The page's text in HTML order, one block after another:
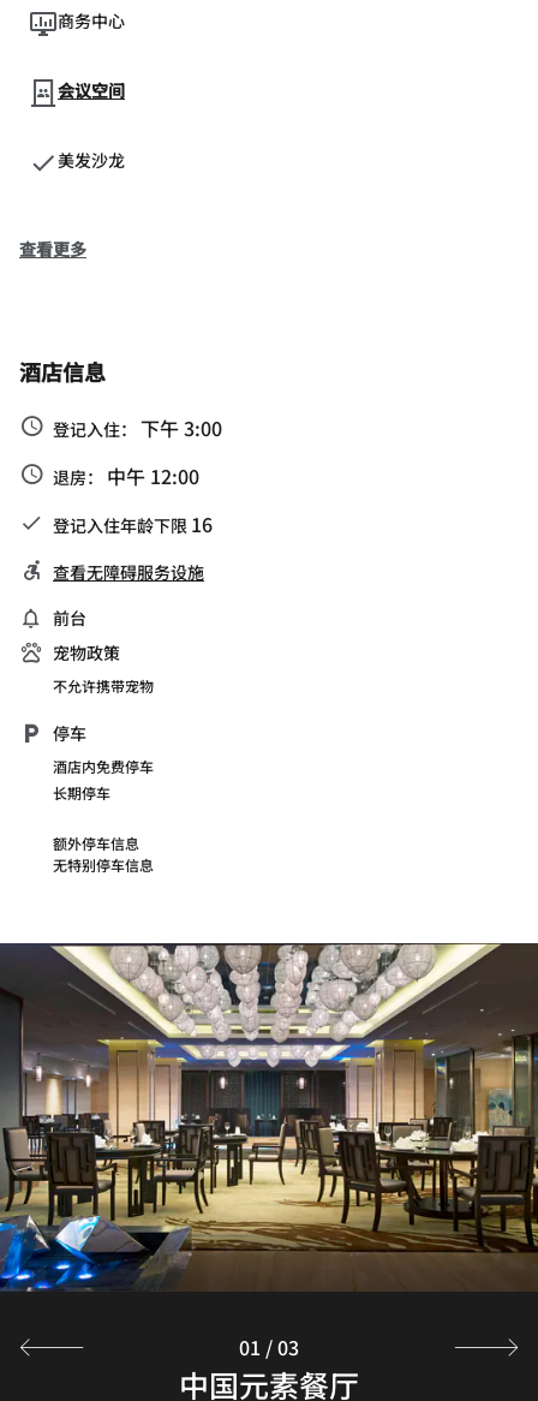
商务中心
会议空间
美发沙龙
查看更多
酒店信息
登记入住： 下午 3:00
退房： 中午 12:00
登记入住年龄下限 16
查看无障碍服务设施
前台
宠物政策
不允许携带宠物
停车
酒店内免费停车
长期停车
额外停车信息
无特别停车信息
中国元素餐厅
知味标帜西餐厅
大堂吧
01 /03